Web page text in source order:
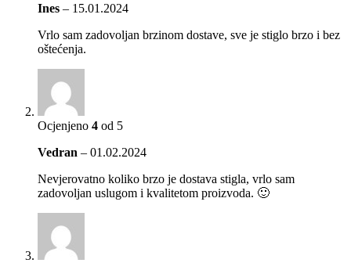
Ines – 15.01.2024
Vrlo sam zadovoljan brzinom dostave, sve je stiglo brzo i bez
oštećenja.
Ocjenjeno 4 od 5
Vedran – 01.02.2024
Nevjerovatno koliko brzo je dostava stigla, vrlo sam
zadovoljan uslugom i kvalitetom proizvoda. 🙂